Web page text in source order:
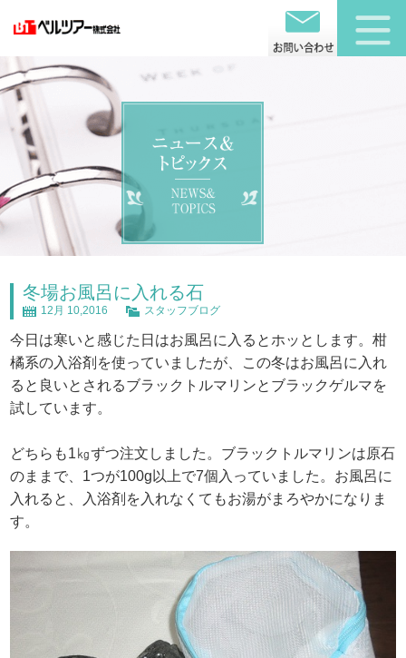
冬場お風呂に入れる石
12月 10,2016 スタッフブログ
今日は寒いと感じた日はお風呂に入るとホッとします。柑
橘系の入浴剤を使っていましたが、この冬はお風呂に入れ
ると良いとされるブラックトルマリンとブラックゲルマを
試しています。
どちらも1㎏ずつ注文しました。ブラックトルマリンは原石
のままで、1つが100g以上で7個入っていました。お風呂に
入れると、入浴剤を入れなくてもお湯がまろやかになりま
す。